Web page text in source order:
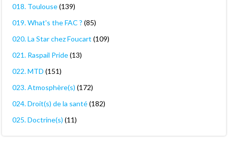
018. Toulouse(139)
019. What's the FAC ? (85)
020. La Star chez Foucart (109)
021. Raspail Pride(13)
022. MTD (151)
023. Atmosphère(s) (172)
024. Droit(s) de la santé(182)
025. Doctrine(s) (11)